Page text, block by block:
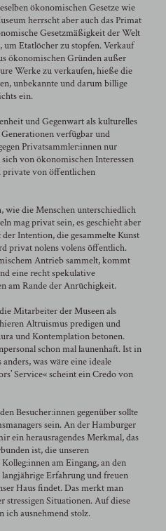
ökonomischen Gesetze wie
herrscht aber auch das Primat
Gesetzmäßigkeit der Welt
Etatlöcher zu stopfen. Verkauf
ökonomischen Gründen außer
Werke zu verkaufen, hieße die
unbekannte und darum billige
ein.
und Gegenwart als kulturelles
verfügbar und
Privatsammler:innen nur
von ökonomischen Interessen
private von öffentlichen
wie die Menschen unterschiedlich
mag privat sein, es geschieht aber
Intention, die gesammelte Kunst
privat nolens volens öffentlich.
Antrieb sammelt, kommt
eine recht spekulative
am Rande der Anrüchigkeit.
Mitarbeiter der Museen als
Altruismus predigen und
und Kontemplation betonen.
schon mal launenhaft. Ist in
was wäre eine ideale
Service« scheint ein Credo von
Besucher:innen gegenüber sollte
sein. An der Hamburger
ein herausragendes Merkmal, das
ist, die unseren
am Eingang, an den
langjährige Erfahrung und freuen
Haus findet. Das merkt man
stressigen Situationen. Auf diese
ich ausnehmend stolz.